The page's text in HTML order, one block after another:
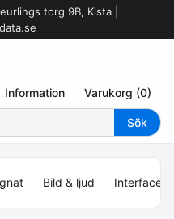
torg 9B, Kista |
Information Varukorg (0)
Bild & ljud Interface